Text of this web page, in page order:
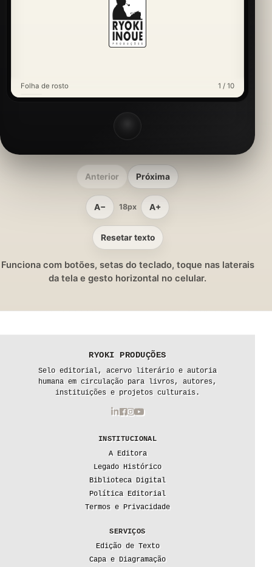
Folha de rosto 1 / 10
Anterior Próxima
A− 18px A+
Resetar texto
Funciona com botões, setas do teclado, toque nas laterais
da tela e gesto horizontal no celular.
RYOKI PRODUÇÕES
Selo editorial, acervo literário e autoria
humana em circulação para livros, autores,
instituições e projetos culturais.
INSTITUCIONAL
A Editora
Legado Histórico
Biblioteca Digital
Política Editorial
Termos e Privacidade
SERVIÇOS
Edição de Texto
Capa e Diagramação